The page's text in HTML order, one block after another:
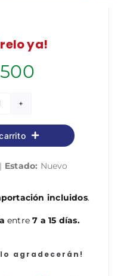
ya!
de
Administración
Estado: Nuevo
incluidos.
entre7 a 15 días.
agradecerán!